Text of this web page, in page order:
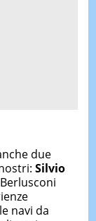
due
Silvio
navi da